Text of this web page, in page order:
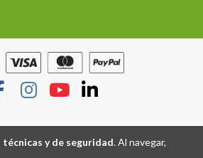
y de seguridad. Al navegar,